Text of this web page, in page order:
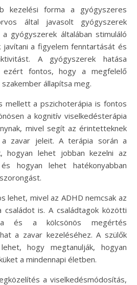
kezelési forma a gyógyszeres
által javasolt gyógyszerek
gyógyszerek általában stimuláló
javítani a figyelem fenntartását és
A gyógyszerek hatása
ezért fontos, hogy a megfelelő
állapítsa meg.
mellett a pszichoterápia is fontos
a kognitív viselkedésterápia
mivel segít az érintetteknek
zavar jeleit. A terápia során a
hogyan lehet jobban kezelni az
hogyan lehet hatékonyabban
lehet, mivel az ADHD nemcsak az
is. A családtagok közötti
és a kölcsönös megértés
a zavar kezeléséhez. A szülők
hogy megtanulják, hogyan
a mindennapi életben.
a viselkedésmódosítás,